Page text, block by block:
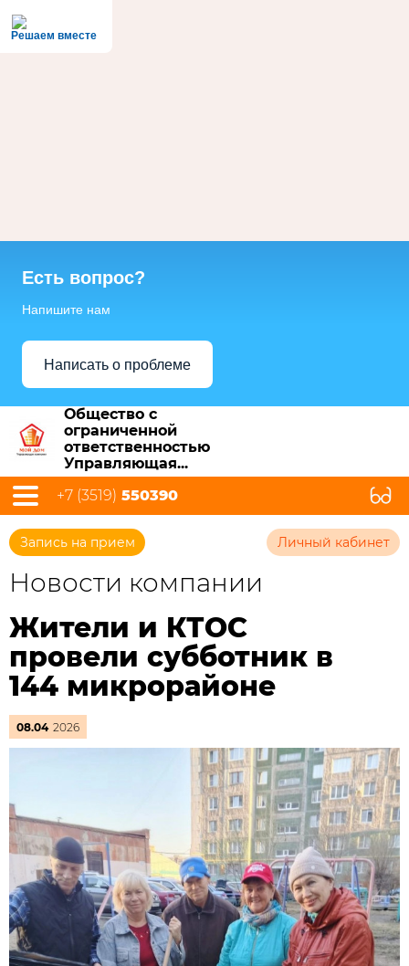
Решаем вместе
Есть вопрос?
Напишите нам
Написать о проблеме
Общество с
ограниченной
ответственностью
Управляющая...
+7 (3519) 550390
Запись на прием Личный кабинет
Новости компании
Жители и КТОС
провели субботник в
144 микрорайоне
08.04 2026